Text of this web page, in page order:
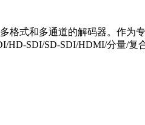
格式和多通道的解码器。作
HD-SDI/SD-SDI/HDMI/分量/复